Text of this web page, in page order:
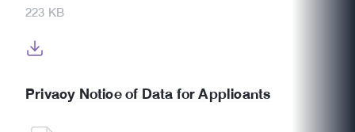
223 KB
Privacy Notice of Data for Applicants